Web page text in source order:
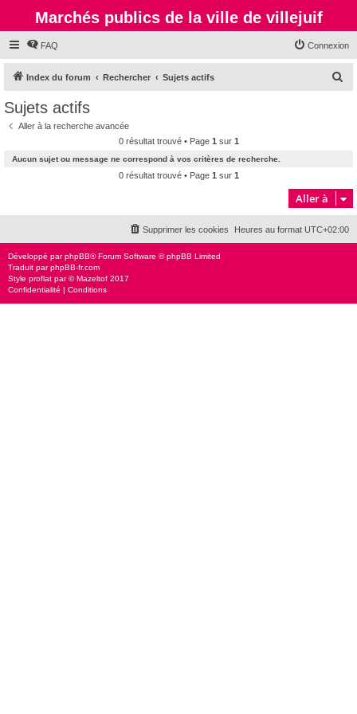
Marchés publics de la ville de villejuif
FAQ Connexion
Index du forum Rechercher Sujets actifs
c
h
e
Sujets actifs
Aller à la recherche avancée
0 résultat trouvé • Page 1 sur 1
Aucun sujet ou message ne correspond à vos critères de recherche.
0 résultat trouvé • Page 1 sur 1
Aller à
Heures au format UTC+02:00
Supprimer les cookies
Développé parphpBB® Forum Software © phpBB Limited
Traduit parphpBB-fr.com
Style proflat par ©Mazeltof 2017
Confidentialité | Conditions